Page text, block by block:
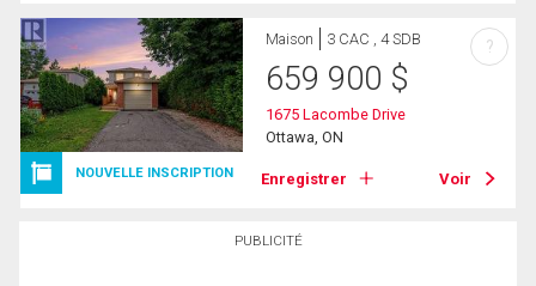
PUBLICITÉ
NOUVELLE INSCRIPTION
Maison 3 CAC , 4 SDB
659 900 $
1675 Lacombe Drive
Ottawa, ON
Enregistrer Voir
?